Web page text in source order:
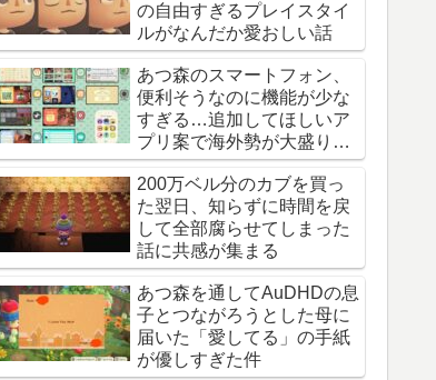
の自由すぎるプレイスタイ
ルがなんだか愛おしい話
あつ森のスマートフォン、
便利そうなのに機能が少な
すぎる…追加してほしいア
プリ案で海外勢が大盛り上
がり
200万ベル分のカブを買っ
た翌日、知らずに時間を戻
して全部腐らせてしまった
話に共感が集まる
あつ森を通してAuDHDの息
子とつながろうとした母に
届いた「愛してる」の手紙
が優しすぎた件